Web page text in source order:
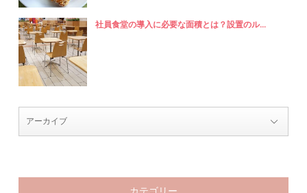
社員食堂の導入に必要な面積とは？設置のル...